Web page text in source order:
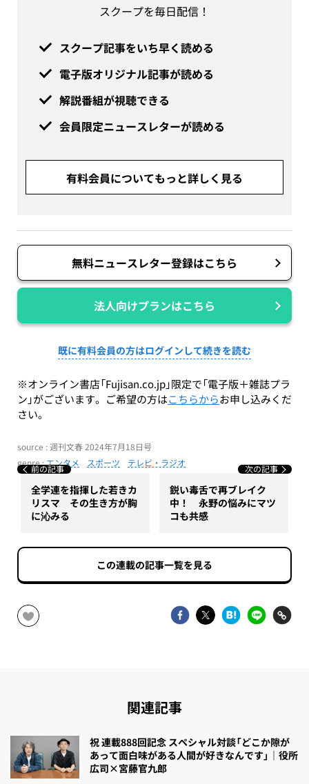
スクープを毎日配信！
スクープ記事をいち早く読める
電子版オリジナル記事が読める
解説番組が視聴できる
会員限定ニュースレターが読める
有料会員についてもっと詳しく見る
無料ニュースレター登録はこちら
法人向けプランはこちら
既に有料会員の方はログインして続きを読む
※オンライン書店「Fujisan.co.jp」限定で「電子版＋雑誌プラ
ン」がございます。ご希望の方はこちらからお申し込みくだ
さい。
source : 週刊文春 2024年7月18日号
genre :エンタメ スポーツ テレビ・ラジオ
前の記事
全学連を指揮した若きカ
リスマ その生き方が胸
に沁みる
次の記事
鋭い毒舌で再ブレイク
中！ 永野の悩みにマツ
コも共感
この連載の記事一覧を見る
関連記事
祝 連載888回記念 スペシャル対談「どこか隙が
あって面白味がある人間が好きなんです」｜役所
広司×宮藤官九郎